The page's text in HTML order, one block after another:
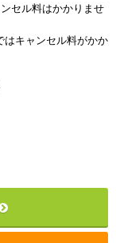
セル料はかかりませ
キャンセル料がかか